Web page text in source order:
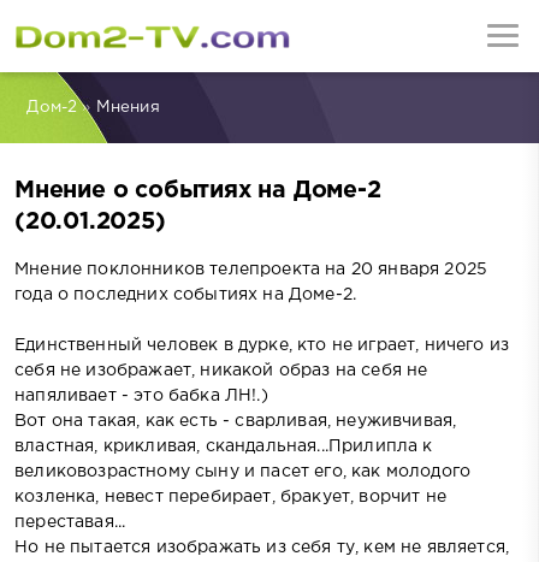
Дом-2» Мнения
Мнение о событиях на Доме-2
(20.01.2025)
Мнение поклонников телепроекта на 20 января 2025
года о последних событиях на Доме-2.
Единственный человек в дурке, кто не играет, ничего из
себя не изображает, никакой образ на себя не
напяливает - это бабка ЛН!.)
Вот она такая, как есть - сварливая, неуживчивая,
властная, крикливая, скандальная...Прилипла к
великовозрастному сыну и пасет его, как молодого
козленка, невест перебирает, бракует, ворчит не
переставая...
Но не пытается изображать из себя ту, кем не является,